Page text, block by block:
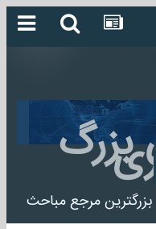
بزرگ
مرجع مباحث